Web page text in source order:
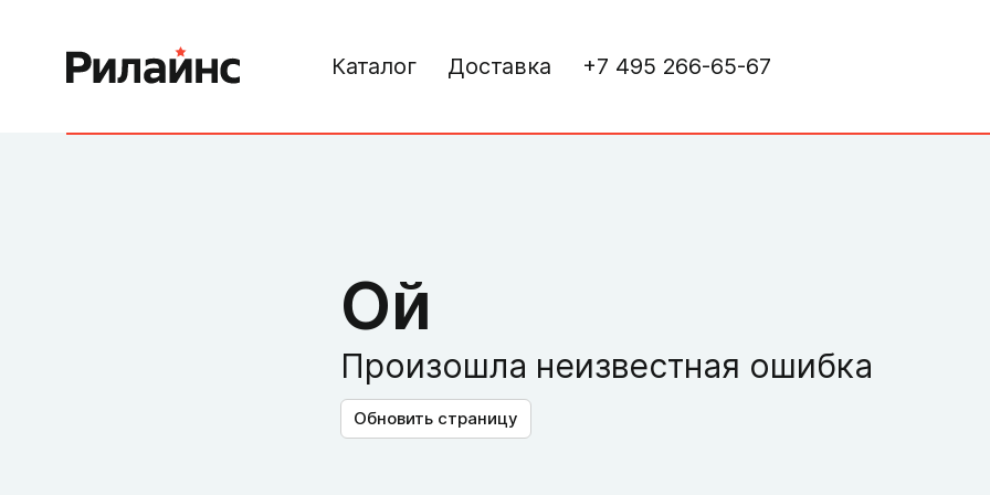
Каталог Доставка +7 495 266-65-67
Ой
Произошла неизвестная ошибка
Обновить страницу